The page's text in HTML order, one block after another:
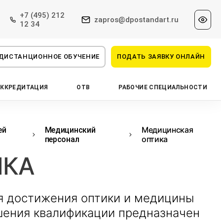
+7 (495) 212
12 34
zapros@dpostandart.ru
ОБУЧЕНИЕ ПОДАТЬ ЗАЯВКУ ОНЛАЙН
ОТВ РАБОЧИЕ СПЕЦИАЛЬНОСТИ
Медицинский
персонал
Медицинская
оптика
оптики и медицины
квалификации предназначен